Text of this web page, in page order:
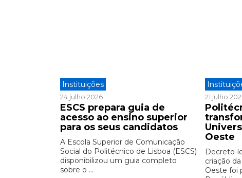
Instituições
24 julho 2026
ESCS prepara guia de
acesso ao ensino superior
para os seus candidatos
A Escola Superior de Comunicação
Social do Politécnico de Lisboa (ESCS)
disponibilizou um guia completo
sobre o ...
21 julho
Oeste
Decreto-
criação
Oeste foi